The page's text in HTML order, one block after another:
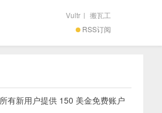
RSS订阅
Vultr | 搬瓦工
有新用户提供 150 美金免费账户